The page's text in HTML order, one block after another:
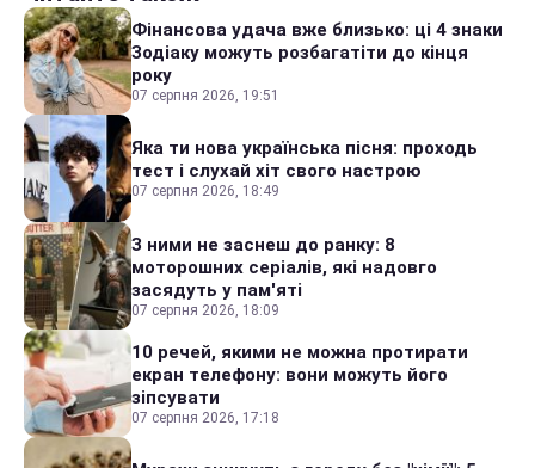
Фінансова удача вже близько: ці 4 знаки
Зодіаку можуть розбагатіти до кінця
року
07 серпня 2026, 19:51
Яка ти нова українська пісня: проходь
тест і слухай хіт свого настрою
07 серпня 2026, 18:49
З ними не заснеш до ранку: 8
моторошних серіалів, які надовго
засядуть у пам'яті
07 серпня 2026, 18:09
10 речей, якими не можна протирати
екран телефону: вони можуть його
зіпсувати
07 серпня 2026, 17:18